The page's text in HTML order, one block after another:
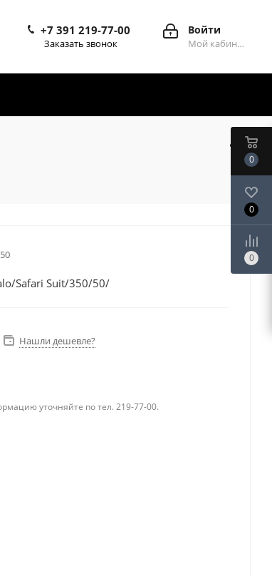
Войти
Мой кабинет
+7 391 219-77-00
Заказать звонок
Safari Suit/350/50/
Нашли дешевле?
уточняйте по тел. 219-77-00.
0
0
0